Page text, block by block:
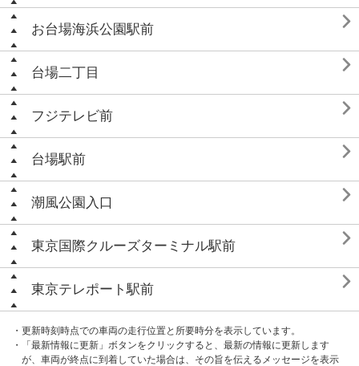
お台場海浜公園駅前 
台場二丁目 
フジテレビ前 
台場駅前 
潮風公園入口 
東京国際クルーズターミナル駅前 
東京テレポート駅前 
・更新時刻時点での車両の走行位置と所要時分を表示しています。
・「最新情報に更新」ボタンをクリックすると、最新の情報に更新します
が、車両が終点に到着していた場合は、その旨を伝えるメッセージを表示